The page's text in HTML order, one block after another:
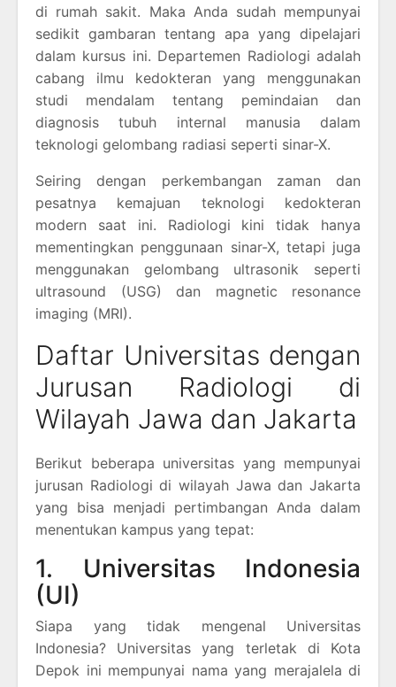
di rumah sakit. Maka Anda sudah mempunyai
sedikit gambaran tentang apa yang dipelajari
dalam kursus ini. Departemen Radiologi adalah
cabang ilmu kedokteran yang menggunakan
studi mendalam tentang pemindaian dan
diagnosis tubuh internal manusia dalam
teknologi gelombang radiasi seperti sinar-X.
Seiring dengan perkembangan zaman dan
pesatnya kemajuan teknologi kedokteran
modern saat ini. Radiologi kini tidak hanya
mementingkan penggunaan sinar-X, tetapi juga
menggunakan gelombang ultrasonik seperti
ultrasound (USG) dan magnetic resonance
imaging (MRI).
Daftar Universitas dengan
Jurusan Radiologi di
Wilayah Jawa dan Jakarta
Berikut beberapa universitas yang mempunyai
jurusan Radiologi di wilayah Jawa dan Jakarta
yang bisa menjadi pertimbangan Anda dalam
menentukan kampus yang tepat:
1. Universitas Indonesia
(UI)
Siapa yang tidak mengenal Universitas
Indonesia? Universitas yang terletak di Kota
Depok ini mempunyai nama yang merajalela di